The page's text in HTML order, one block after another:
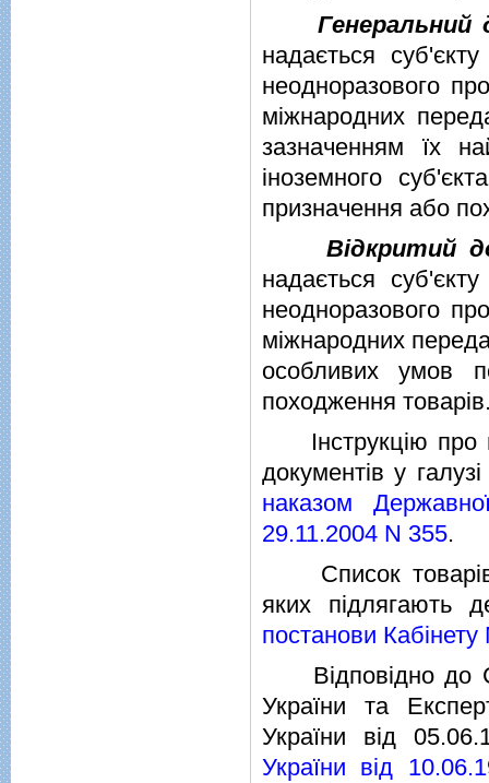
Генеральний
надається
неодноразового
мiжнародних
зазначенням їх
iноземного
призначення або
Вiдкритий
надається
неодноразового
мiжнародних
особливих умов
походження
Iнструкцiю про
документiв у
наказом
29.11.2004 N 355.
Список товарiв
яких пiдлягають
постанови
Вiдповiдно до
України та
України вiд
України вiд